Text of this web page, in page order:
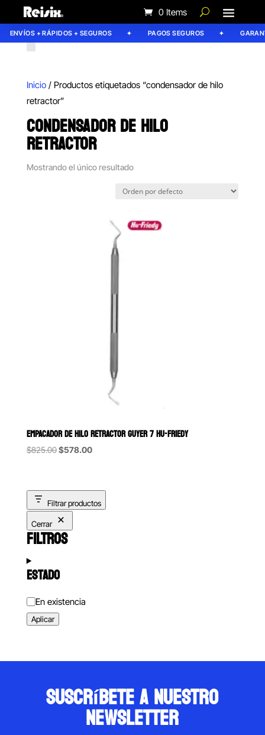
0 Items
ENVÍOS + RÁPIDOS + SEGUROS PAGOS SEGUROS
Inicio/ Productos etiquetados “condensador de hilo
retractor”
CONDENSADOR DE HILO
RETRACTOR
Mostrando el único resultado
EMPACADOR DE HILO RETRACTOR GUYER 7 HU-FRIEDY
$825.00Original
$825.00.
$578.00Current
$578.00.
Filtrar productos
Cerrar
FILTROS
ESTADO
Estado
En existencia
Aplicar
suscríbete a nuestro
newsletter